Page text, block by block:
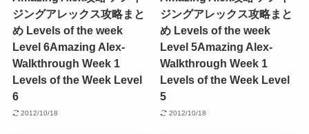
ジングアレックス攻略まと
め Levels of the week
Level 6Amazing Alex-
Walkthrough Week 1
Levels of the Week Level
6
2012/10/18
ジングアレックス攻略まと
め Levels of the week
Level 5Amazing Alex-
Walkthrough Week 1
Levels of the Week Level
5
2012/10/18